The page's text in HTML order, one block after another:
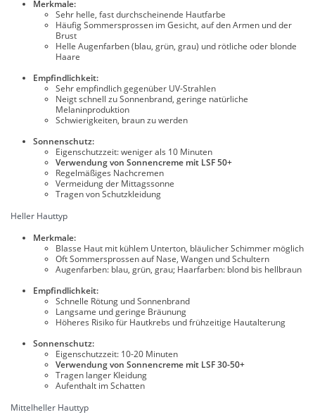
Merkmale:
Sehr helle, fast durchscheinende Hautfarbe
Häufig Sommersprossen im Gesicht, auf den Armen und der
Brust
Helle Augenfarben (blau, grün, grau) und rötliche oder blonde
Haare
Empfindlichkeit:
Sehr empfindlich gegenüber UV-Strahlen
Neigt schnell zu Sonnenbrand, geringe natürliche
Melaninproduktion
Schwierigkeiten, braun zu werden
Sonnenschutz:
Eigenschutzzeit: weniger als 10 Minuten
Verwendung von Sonnencreme mit LSF 50+
Regelmäßiges Nachcremen
Vermeidung der Mittagssonne
Tragen von Schutzkleidung
Heller Hauttyp
Merkmale:
Blasse Haut mit kühlem Unterton, bläulicher Schimmer möglich
Oft Sommersprossen auf Nase, Wangen und Schultern
Augenfarben: blau, grün, grau; Haarfarben: blond bis hellbraun
Empfindlichkeit:
Schnelle Rötung und Sonnenbrand
Langsame und geringe Bräunung
Höheres Risiko für Hautkrebs und frühzeitige Hautalterung
Sonnenschutz:
Eigenschutzzeit: 10-20 Minuten
Verwendung von Sonnencreme mit LSF 30-50+
Tragen langer Kleidung
Aufenthalt im Schatten
Mittelheller Hauttyp